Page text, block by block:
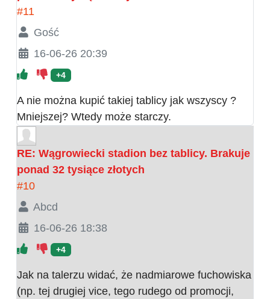
#11
Gość
16-06-26 20:39
+4
A nie można kupić takiej tablicy jak wszyscy ?
Mniejszej? Wtedy może starczy.
RE: Wągrowiecki stadion bez tablicy. Brakuje
ponad 32 tysiące złotych
#10
Abcd
16-06-26 18:38
+4
Jak na talerzu widać, że nadmiarowe fuchowiska
(np. tej drugiej vice, tego rudego od promocji,